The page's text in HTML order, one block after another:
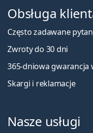
Obsługa
Często zadawane
Zwroty do 30 dni
365-dniowa gwarancja
Skargi i reklamacje
Nasze usługi